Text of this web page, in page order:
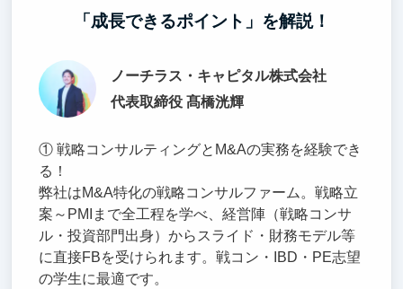
「成長できるポイント」を解説！
ノーチラス・キャピタル株式会社
代表取締役 髙橋洸輝
① 戦略コンサルティングとM&Aの実務を経験でき
る！
弊社はM&A特化の戦略コンサルファーム。戦略立
案～PMIまで全工程を学べ、経営陣（戦略コンサ
ル・投資部門出身）からスライド・財務モデル等
に直接FBを受けられます。戦コン・IBD・PE志望
の学生に最適です。